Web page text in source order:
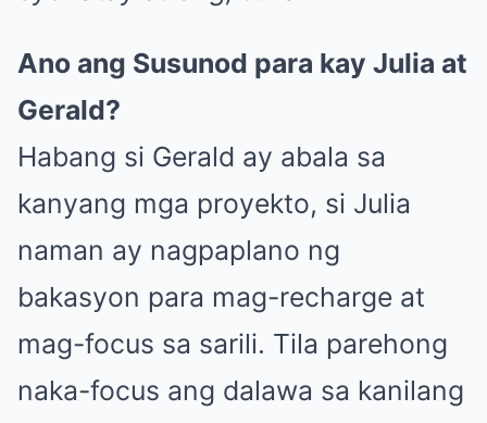
Ano ang Susunod para kay Julia at
Gerald?
Habang si Gerald ay abala sa
kanyang mga proyekto, si Julia
naman ay nagpaplano ng
bakasyon para mag-recharge at
mag-focus sa sarili. Tila parehong
naka-focus ang dalawa sa kanilang